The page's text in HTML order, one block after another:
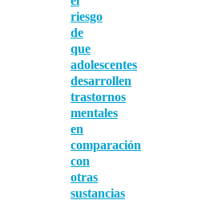
riesgo
de
que
adolescentes
desarrollen
trastornos
mentales
en
comparación
con
otras
sustancias